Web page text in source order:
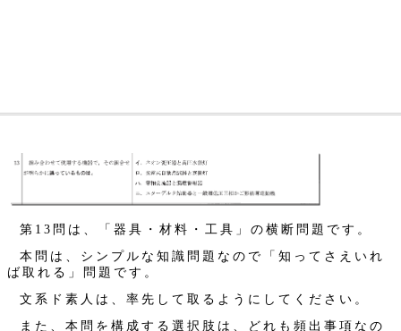
第13問は、「器具・材料・工具」の横断問題です。
本問は、シンプルな知識問題なので「知ってさえいれ
ば取れる」問題です。
文系ド素人は、率先して取るようにしてください。
また、本問を構成する選択肢は、どれも頻出事項なの